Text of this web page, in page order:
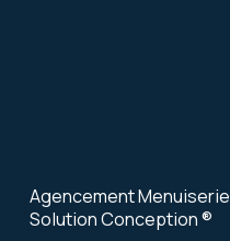
Agencement Menuiserie
Solution Conception ®